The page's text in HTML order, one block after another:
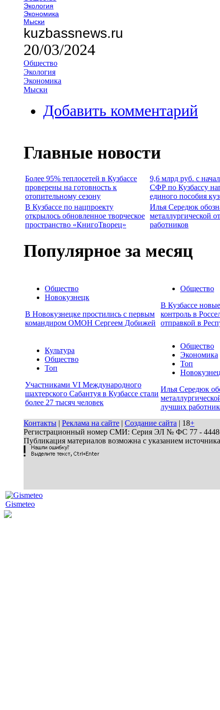
Экология
Экономика
Мыски
kuzbassnews.ru
20/03/2024
Общество
Экология
Экономика
Мыски
Добавить комментарий
Главные новости
Более 95% теплосетей в Кузбассе
проверены на готовность к
отопительному сезону
9,6 млрд руб. с
СФР по Кузбассу
единого пособия
В Кузбассе по нацпроекту
открылось обновленное творческое
пространство «КнигоТворец»
Илья Середюк
металлургической
работников
Популярное за месяц
Общество
Новокузнецк
В Новокузнецке простились с первым
командиром ОМОН Сергеем Добижей
Общество
В Кузбассе
контроль в
отправкой в
Культура
Общество
Топ
Участниками VI Международного
шахтерского Сабантуя в Кузбассе стали
более 27 тысяч человек
Общество
Экономика
Топ
Илья Середюк
лучших
Контакты | Реклама на сайте | Создание сайта | 18+
Регистрационный номер СМИ: Серия ЭЛ № ФС 77 - 44486
Публикация материалов возможна с указанием
Gismeteo